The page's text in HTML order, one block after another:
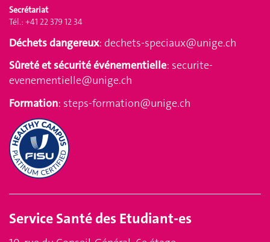
Secrétariat
Tél.: +41 22 379 12 34
Déchets dangereux: dechets-speciaux@unige.ch
Sûreté et sécurité événementielle: securite-
evenementielle@unige.ch
Formation: steps-formation@unige.ch
ServiceSanté des Etudiant-es